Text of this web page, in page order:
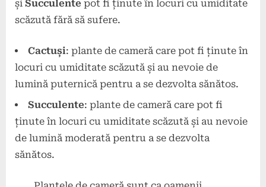
și Succulente pot fi ținute în locuri cu umiditate
scăzută fără să sufere.
Cactuși: plante de cameră care pot fi ținute în
locuri cu umiditate scăzută și au nevoie de
lumină puternică pentru a se dezvolta sănătos.
Succulente: plante de cameră care pot fi
ținute în locuri cu umiditate scăzută și au nevoie
de lumină moderată pentru a se dezvolta
sănătos.